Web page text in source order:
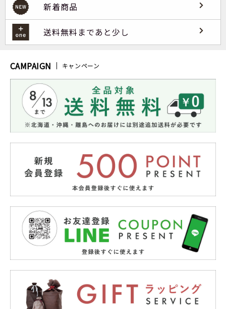
新着商品
送料無料まであと少し
CAMPAIGN キャンペーン